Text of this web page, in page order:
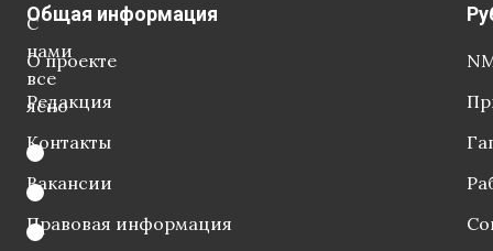
С
нами
все
ясно
Общая информация
О проекте
Редакция
Контакты
Вакансии
Правовая информация